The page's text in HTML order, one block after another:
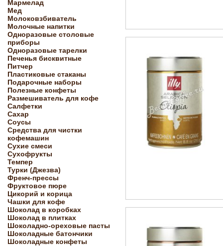
Мармелад
Мед
Молоковзбиватель
Молочные напитки
Одноразовые столовые
приборы
Одноразовые тарелки
Печенья бисквитные
Питчер
Пластиковые стаканы
Подарочные наборы
Полезные конфеты
Размешиватель для кофе
Салфетки
Сахар
Соусы
Средства для чистки
кофемашин
Сухие смеси
Сухофрукты
Темпер
Турки (Джезва)
Френч-прессы
Фруктовое пюре
Цикорий и корица
Чашки для кофе
Шоколад в коробках
Шоколад в плитках
Шоколадно-ореховые пасты
Шоколадные батончики
Шоколадные конфеты